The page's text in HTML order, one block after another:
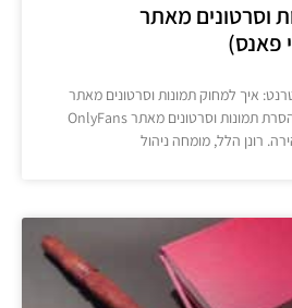
וסרטונים מאתר
איך למחוק תמונות וסרטונים מאתר
OnlyFans (אונלי פאנס) הסרת תמונות וסרטונים מאתר OnlyFans
רונן הלל, מומחה ניהול